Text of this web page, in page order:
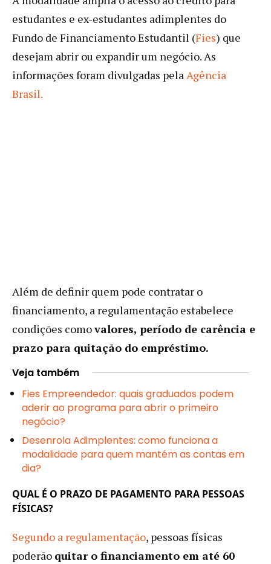
estudantes e ex-estudantes adimplentes do
Fundo de Financiamento Estudantil (Fies) que
desejam abrir ou expandir um negócio. As
informações foram divulgadas pelaAgência
Brasil.
Além de definir quem pode contratar o
financiamento, a regulamentação estabelece
condições comovalores, período de carência e
prazo para quitação do empréstimo.
Veja também
Fies Empreendedor: quais graduados podem
aderir ao programa para abrir o primeiro
negócio?
Desenrola Adimplentes: como funciona a
modalidade para quem mantém as contas em
dia?
QUAL É O PRAZO DE PAGAMENTO PARA PESSOAS
FÍSICAS?
Segundo a regulamentação, pessoas físicas
poderão quitar o financiamento em até 60